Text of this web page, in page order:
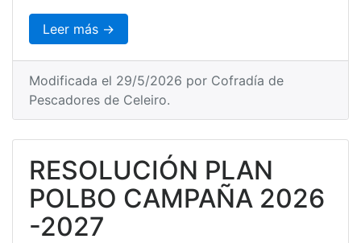
Leer más →
Modificada el 29/5/2026 por Cofradía de
Pescadores de Celeiro.
RESOLUCIÓN PLAN
POLBO CAMPAÑA 2026
-2027